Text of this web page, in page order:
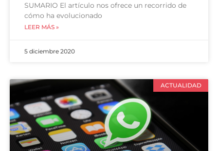
SUMARIO El artículo nos ofrece un recorrido de
cómo ha evolucionado
LEER MÁS »
5 diciembre 2020
ACTUALIDAD